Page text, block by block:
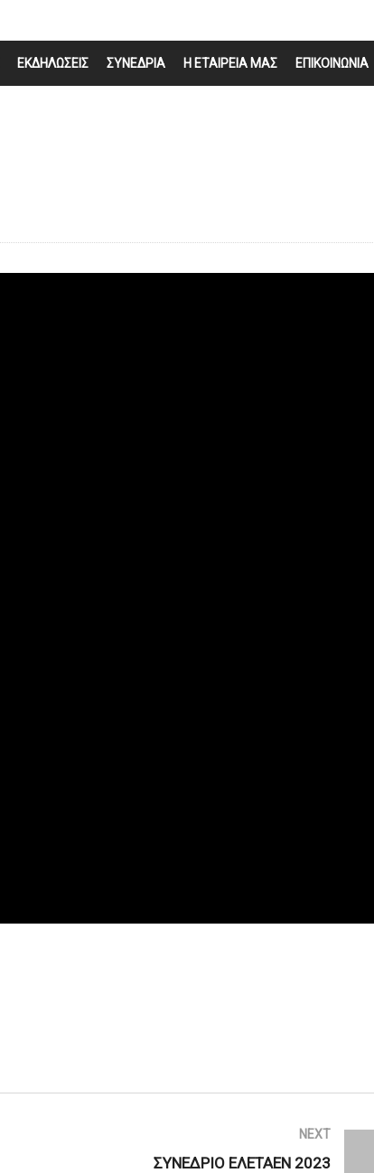
ΕΚΔΗΛΩΣΕΙΣ ΣΥΝΕΔΡΙΑ Η ΕΤΑΙΡΕΙΑ ΜΑΣ ΕΠΙΚΟΙΝΩΝΙΑ
NEXT
ΣΥΝΕΔΡΙΟ ΕΛΕΤΑΕΝ 2023